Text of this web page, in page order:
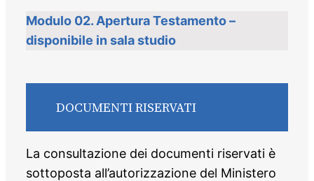
Modulo 02. Apertura Testamento –
disponibile in sala studio
DOCUMENTI RISERVATI
La consultazione dei documenti riservati è
sottoposta all’autorizzazione del Ministero